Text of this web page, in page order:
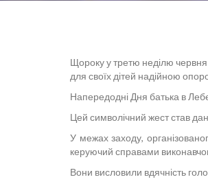
Щороку у третю неділю червня
для своїх дітей надійною
Напередодні Дня батька в
Цей символічний жест став
У межах заходу,
керуючий справами
Вони висловили вдячність